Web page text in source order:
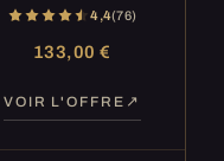
4,4(76)
133,00 €
VOIR L'OFFRE